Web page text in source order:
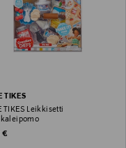
TIKES
TIKES Leikkisetti
Price
€